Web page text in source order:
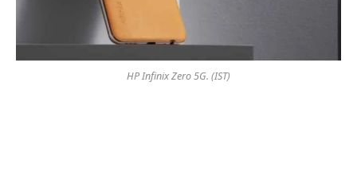
HP Infinix Zero 5G. (IST)